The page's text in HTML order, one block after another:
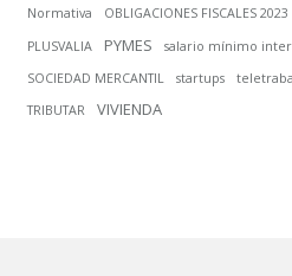
Normativa
OBLIGACIONES FISCALES 2023
PLUSVALIA
PYMES salario mínimo
SOCIEDAD MERCANTIL startups
TRIBUTAR
VIVIENDA